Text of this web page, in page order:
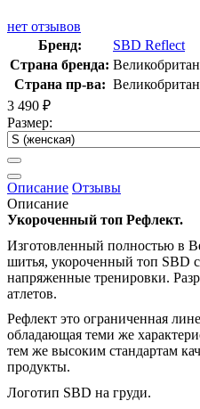
нет отзывов
Бренд:
SBD Reflect
Страна бренда:
Страна пр-ва:
3 490 ₽
Размер:
Описание Отзывы
Описание
Укороченный топ Рефлект.
Изготовленный полностью в
шитья, укороченный топ SBD
напряженные тренировки.
атлетов.
Рефлект это ограниченная
обладающая теми же
тем же высоким стандартам
продукты.
Логотип SBD на груди.